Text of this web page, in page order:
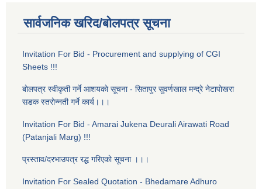
सार्वजनिक खरिद/बोलपत्र सूचना
Invitation For Bid - Procurement and supplying of CGI
Sheets !!!
बाेलपत्र स्वीकृती गर्ने आशयकाे सूचना - सितापुर सुवर्णखाल मन्द्रे नेटापाेखरा
सडक स्तराेन्नती गर्ने कार्य।।।
Invitation For Bid - Amarai Jukena Deurali Airawati Road
(Patanjali Marg) !!!
प्रस्ताव/दरभाउपत्र रद्ध गरिएकाे सूचना ।।।
Invitation For Sealed Quotation - Bhedamare Adhuro